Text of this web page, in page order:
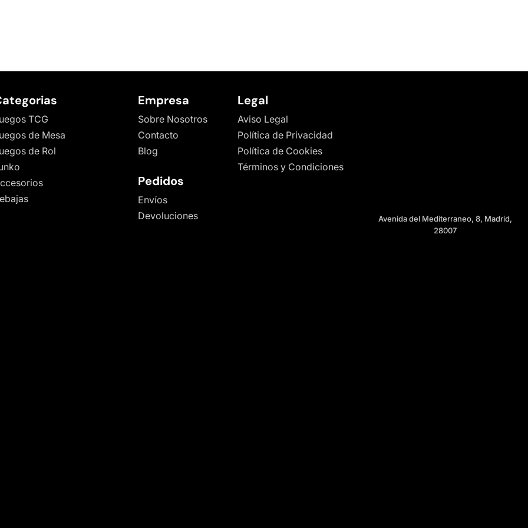
TCG
de Mesa
de Rol
Empresa
Sobre Nosotros
Contacto
Blog
Pedidos
Envíos
Devoluciones
Legal
Aviso Legal
Política de Privacidad
Política de Cookies
Términos y Condiciones
Avenida del Mediterraneo, 8, Madrid,
28007